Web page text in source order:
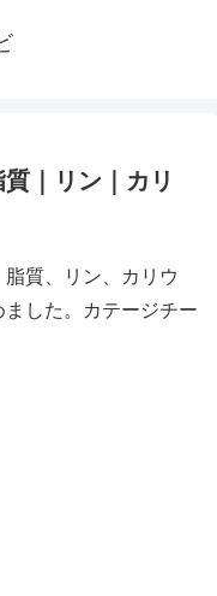
｜リン｜カリ
質、リン、カリウ
した。カテージチー